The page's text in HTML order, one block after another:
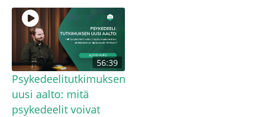
56:39
Psykedeelitutkimuksen
uusi aalto: mitä
psykedeelit voivat